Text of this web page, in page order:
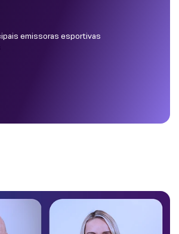
emissoras esportivas